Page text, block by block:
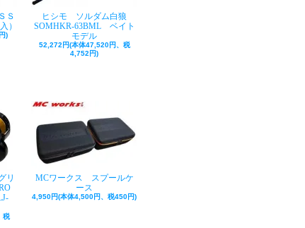
Ｓ
）
)
ヒシモ ソルダム白狼
SOMHKR-63BML ベイト
モデル
52,272円(本体47,520円、税
4,752円)
リ
税
MCワークス スプールケ
ース
4,950円(本体4,500円、税450円)